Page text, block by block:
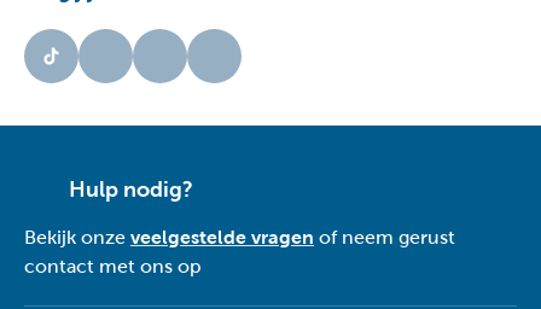
Hulp nodig?
Bekijk onze veelgestelde vragen of neem gerust
contact met ons op